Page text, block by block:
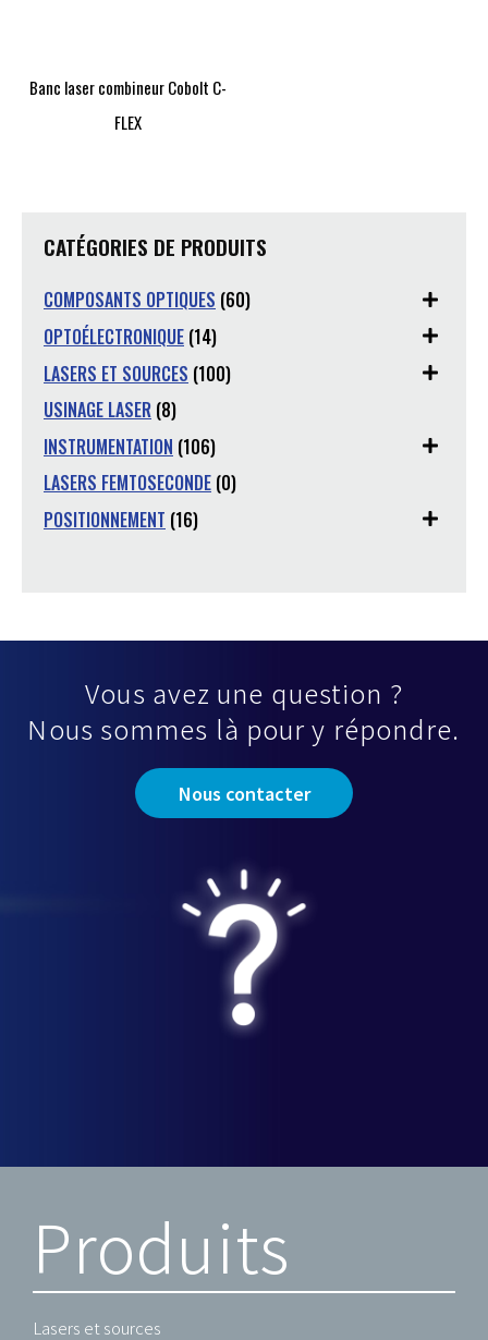
Banc laser combineur Cobolt C-
FLEX
CATÉGORIES DE PRODUITS
COMPOSANTS OPTIQUES (60)
OPTOÉLECTRONIQUE (14)
LASERS ET SOURCES (100)
USINAGE LASER (8)
INSTRUMENTATION (106)
LASERS FEMTOSECONDE (0)
POSITIONNEMENT (16)
Vous avez une question ?
Nous sommes là pour y répondre.
Nous contacter
Produits
Lasers et sources